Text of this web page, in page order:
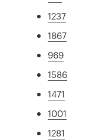
1237
1867
969
1586
1471
1001
1281